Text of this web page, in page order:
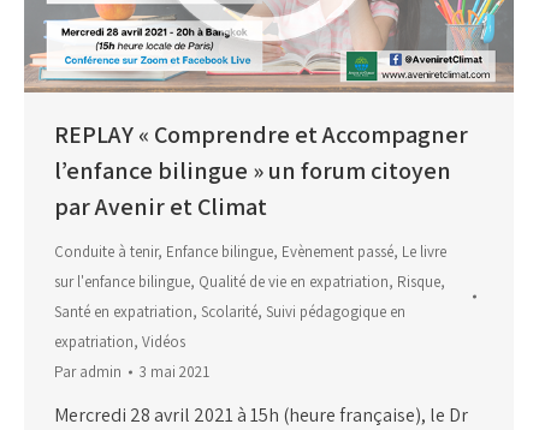
REPLAY « Comprendre et Accompagner
l’enfance bilingue » un forum citoyen
par Avenir et Climat
Conduite à tenir, Enfance bilingue, Evènement passé, Le livre
sur l'enfance bilingue, Qualité de vie en expatriation, Risque,
Santé en expatriation, Scolarité, Suivi pédagogique en
expatriation, Vidéos
Paradmin 3 mai 2021
Mercredi 28 avril 2021 à 15h (heure française), le Dr